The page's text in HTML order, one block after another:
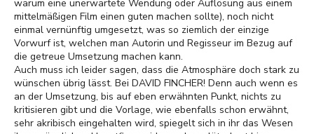
warum eine unerwartete Wendung oder Auflösung aus einem
mittelmäßigen Film einen guten machen sollte), noch nicht
einmal vernünftig umgesetzt, was so ziemlich der einzige
Vorwurf ist, welchen man Autorin und Regisseur im Bezug auf
die getreue Umsetzung machen kann.
Auch muss ich leider sagen, dass die Atmosphäre doch stark zu
wünschen übrig lässt. Bei DAVID FINCHER! Denn auch wenn es
an der Umsetzung, bis auf eben erwähnten Punkt, nichts zu
kritisieren gibt und die Vorlage, wie ebenfalls schon erwähnt,
sehr akribisch eingehalten wird, spiegelt sich in ihr das Wesen